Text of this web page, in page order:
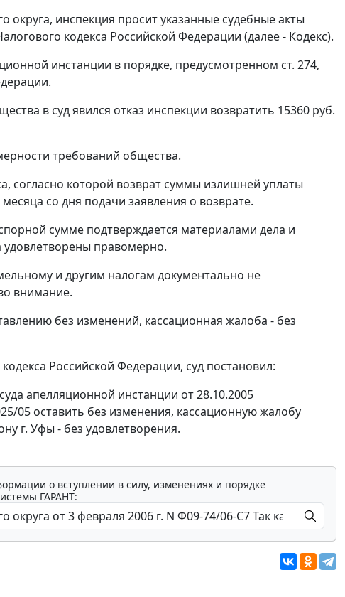
инспекция просит указанные судебные акты
кодекса Российской Федерации (далее - Кодекс).
инстанции в порядке, предусмотренном ст. 274,
в суд явился отказ инспекции возвратить 15360 руб.
требований общества.
согласно которой возврат суммы излишней уплаты
со дня подачи заявления о возврате.
сумме подтверждается материалами дела и
удовлетворены правомерно.
и другим налогам документально не
внимание.
без изменений, кассационная жалоба - без
Российской Федерации, суд постановил:
апелляционной инстанции от 28.10.2005
05 оставить без изменения, кассационную жалобу
г. Уфы - без удовлетворения.
о вступлении в силу, изменениях и порядке
ГАРАНТ: